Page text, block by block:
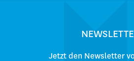
Jetzt den Newsletter